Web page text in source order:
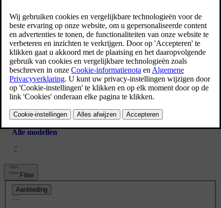
Volvo XC90
Volvo V60
Alle modellen
Filter
Aanbieding